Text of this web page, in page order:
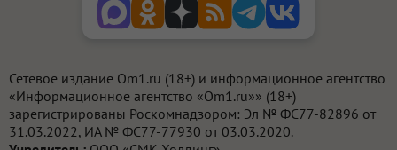
Сетевое издание Om1.ru (18+) и информационное агентство
«Информационное агентство «Om1.ru»» (18+)
зарегистрированы Роскомнадзором: Эл № ФС77-82896 от
31.03.2022, ИА № ФС77-77930 от 03.03.2020.